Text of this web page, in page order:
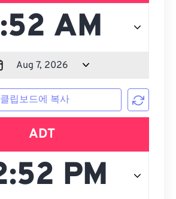
클립보드에 복사
ADT